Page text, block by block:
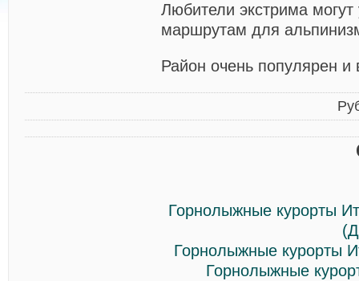
Любители экстрима
маршрутам для
Район очень популярен и
Горнолыжные курорты
Горнолыжные курорты
Горнолыжные